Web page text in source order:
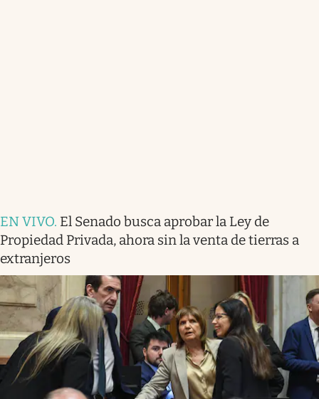
EN VIVO. El Senado busca aprobar la Ley de
Propiedad Privada, ahora sin la venta de tierras a
extranjeros